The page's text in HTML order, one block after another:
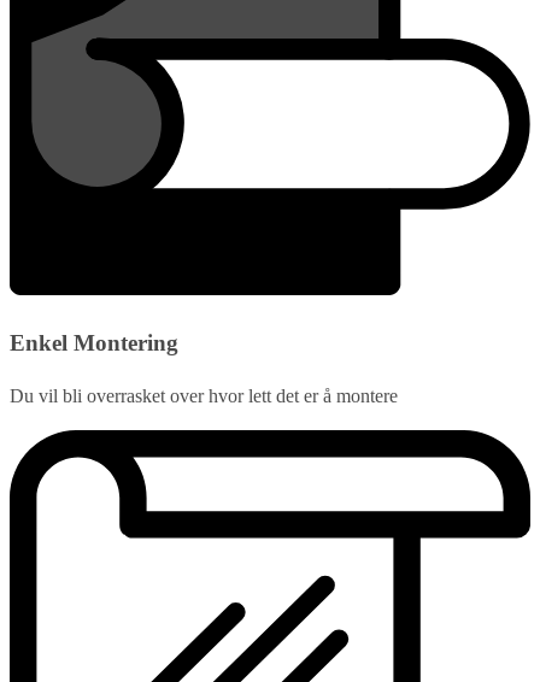
Enkel Montering
Du vil bli overrasket over hvor lett det er å montere